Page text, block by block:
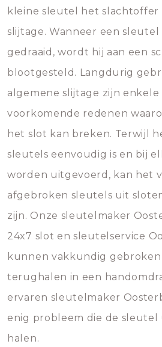
kleine sleutel het slachtoffer
slijtage. Wanneer een
gedraaid, wordt hij aan een
blootgesteld. Langdurig
algemene slijtage zijn enkele
voorkomende redenen
het slot kan breken. Terwijl
sleutels eenvoudig is en bij
worden uitgevoerd, kan het
afgebroken sleutels uit
zijn. Onze sleutelmaker
24x7 slot en sleutelservice
kunnen vakkundig
terughalen in een
ervaren sleutelmaker
enig probleem die de
halen.